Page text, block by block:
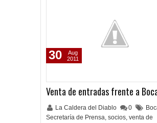
Venta de entradas frente a
La Caldera del Diablo 0
Secretaría de Prensa, socios, venta de
30
Aug
2011